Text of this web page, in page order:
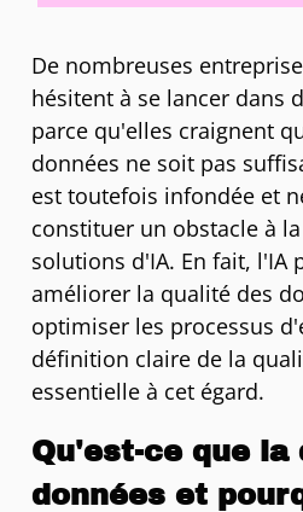
De nombreuses
hésitent à se lancer dans
parce qu'elles craignent
données ne soit pas
est toutefois infondée et
constituer un obstacle à
solutions d'IA. En fait, l'IA
améliorer la qualité des
optimiser les processus
définition claire de la
essentielle à cet égard.
Qu'est-ce que la
données et